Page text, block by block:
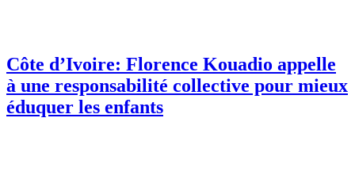
Côte d’Ivoire: Florence Kouadio appelle
à une responsabilité collective pour mieux
éduquer les enfants